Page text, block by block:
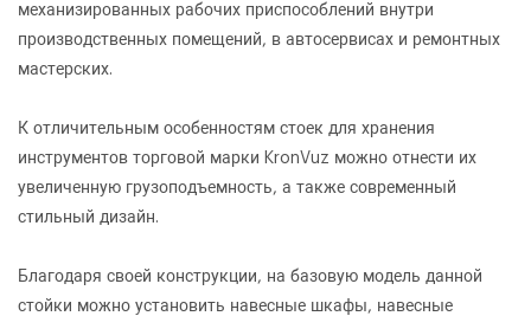
механизированных рабочих приспособлений внутри
производственных помещений, в автосервисах и ремонтных
мастерских.
К отличительным особенностям стоек для хранения
инструментов торговой марки KronVuz можно отнести их
увеличенную грузоподъемность, а также современный
стильный дизайн.
Благодаря своей конструкции, на базовую модель данной
стойки можно установить навесные шкафы, навесные